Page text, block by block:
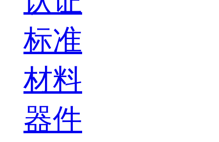
标准
材料
器件